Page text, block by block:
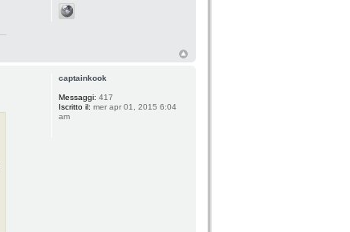
captainkook
Messaggi: 417
Iscritto il: mer apr 01, 2015 6:04
am